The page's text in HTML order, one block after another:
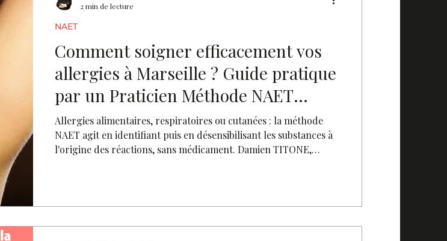
Comment soigner efficacement vos
allergies à Marseille ? Guide pratique
par un Praticien Méthode NAET
proche de chez vous
Allergies alimentaires, respiratoires ou cutanées : la méthode
NAET agit en identifiant puis en désensibilisant les substances à
l'origine des réactions, sans médicament. Damien TITONE,
NAET
2 min de lecture